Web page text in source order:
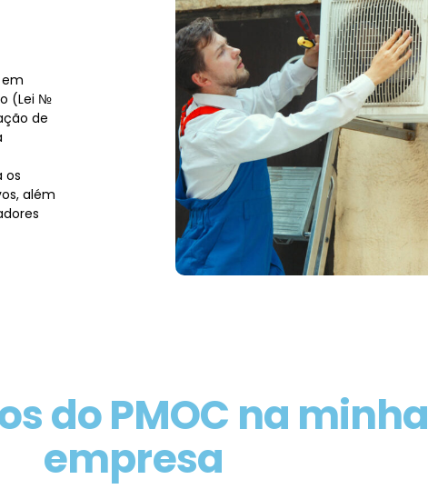
(Lei №
de
os
além
do PMOC na minha
empresa